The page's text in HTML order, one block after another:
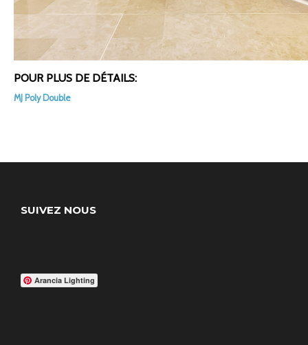
POUR PLUS DE DÉTAILS:
MJ Poly Double
SUIVEZ NOUS
Arancia Lighting